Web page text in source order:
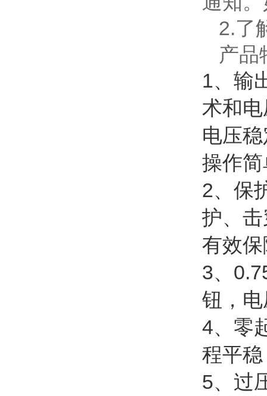
2.了
产品
1、输
术和
电压
操作
2、保
护、
有效
3、
钮，
4、零
程平
5、过